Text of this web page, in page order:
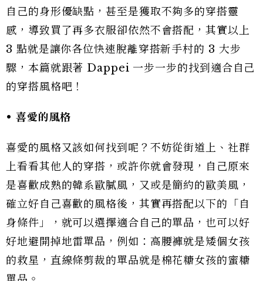
自己的身形優缺點，甚至是獲取不夠多的穿搭靈
感，導致買了再多衣服卻依然不會搭配，其實以上
3 點就是讓你各位快速脫離穿搭新手村的 3 大步
驟，本篇就跟著 Dappei 一步一步的找到適合自己
的穿搭風格吧！
• 喜愛的風格
喜愛的風格又該如何找到呢？不妨從街道上、社群
上看看其他人的穿搭，或許你就會發現，自己原來
是喜歡成熟的韓系歐膩風，又或是簡約的歐美風，
確立好自己喜歡的風格後，其實再搭配以下的「自
身條件」，就可以選擇適合自己的單品，也可以好
好地避開掉地雷單品，例如：高腰褲就是矮個女孩
的救星，直線條剪裁的單品就是棉花糖女孩的蜜糖